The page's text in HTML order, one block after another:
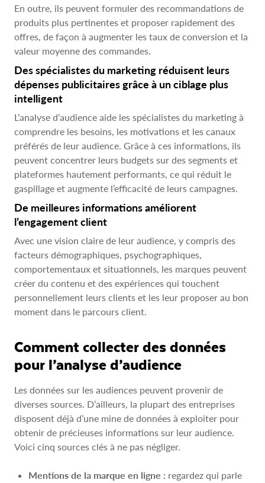
En outre, ils peuvent formuler des recommandations de
produits plus pertinentes et proposer rapidement des
offres, de façon à augmenter les taux de conversion et la
valeur moyenne des commandes.
Des spécialistes du marketing réduisent leurs
dépenses publicitaires grâce à un ciblage plus
intelligent
L’analyse d’audience aide les spécialistes du marketing à
comprendre les besoins, les motivations et les canaux
préférés de leur audience. Grâce à ces informations, ils
peuvent concentrer leurs budgets sur des segments et
plateformes hautement performants, ce qui réduit le
gaspillage et augmente l’efficacité de leurs campagnes.
De meilleures informations améliorent
l’engagement client
Avec une vision claire de leur audience, y compris des
facteurs démographiques, psychographiques,
comportementaux et situationnels, les marques peuvent
créer du contenu et des expériences qui touchent
personnellement leurs clients et les leur proposer au bon
moment dans le parcours client.
Comment collecter des données
pour l’analyse d’audience
Les données sur les audiences peuvent provenir de
diverses sources. D’ailleurs, la plupart des entreprises
disposent déjà d’une mine de données à exploiter pour
obtenir de précieuses informations sur leur audience.
Voici cinq sources clés à ne pas négliger.
Mentions de la marque en ligne : regardez qui parle